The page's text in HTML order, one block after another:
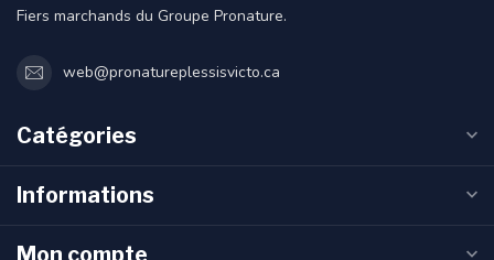
Fiers marchands du Groupe Pronature.
web@pronatureplessisvicto.ca
Catégories
Informations
Mon compte